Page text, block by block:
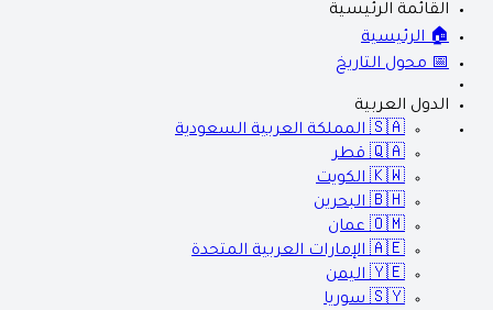
القائمة الرئيسية
🏠 الرئيسية
📅 محول التاريخ
الدول العربية
🇸🇦 المملكة العربية السعودية
🇶🇦 قطر
🇰🇼 الكويت
🇧🇭 البحرين
🇴🇲 عمان
🇦🇪 الإمارات العربية المتحدة
🇾🇪 اليمن
🇸🇾 سوريا